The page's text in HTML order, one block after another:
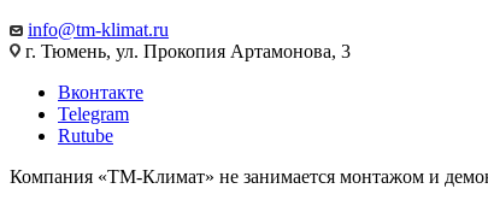
info@tm-klimat.ru
г. Тюмень, ул. Прокопия Артамонова, 3
Вконтакте
Telegram
Rutube
Компания «ТМ-Климат» не занимается монтажом и